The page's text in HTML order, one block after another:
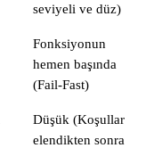
seviyeli ve düz)
Fonksiyonun
hemen başında
(Fail-Fast)
Düşük (Koşullar
elendikten sonra